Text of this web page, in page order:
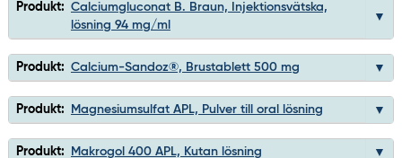
Produkt: Calciumgluconat B. Braun, Injektionsvätska,
lösning 94 mg/ml
Produkt: Calcium-Sandoz®, Brustablett 500 mg
Produkt: Magnesiumsulfat APL, Pulver till oral lösning
Produkt: Makrogol 400 APL, Kutan lösning